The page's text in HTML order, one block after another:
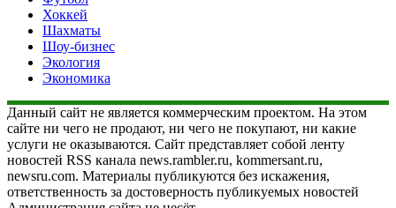
Хоккей
Шахматы
Шоу-бизнес
Экология
Экономика
Данный сайт не является коммерческим проектом. На этом
сайте ни чего не продают, ни чего не покупают, ни какие
услуги не оказываются. Сайт представляет собой ленту
новостей RSS канала news.rambler.ru, kommersant.ru,
newsru.com. Материалы публикуются без искажения,
ответственность за достоверность публикуемых новостей